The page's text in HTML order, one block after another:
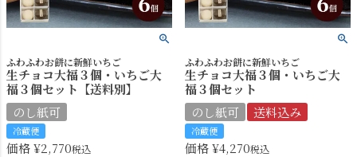
ふわふわお餅に新鮮いちご
生チョコ大福３個・いちご大
福３個セット【送料別】
のし紙可
冷蔵便
価格¥2,770税込
ふわふわお餅に新鮮いちご
生チョコ大福３個・いちご大
福３個セット
のし紙可
送料込み
冷蔵便
価格¥4,270税込